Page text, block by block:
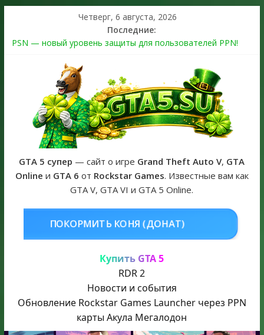
Четверг, 6 августа, 2026
Последние:
PSN — новый уровень защиты для пользователей PPN!
The Kortz Center Heist выйдет в GTA Online уже 14 июля
Регистрация в Rockstar Games Social Club ошибка #1.500.7:
как зарегистрировать аккаунт и войти без проблем в 2026
Получайте особые награды в GTA Online по программе
Fine Art Collector
GTA 6 официальная обложка игры и Предзаказ Grand Theft
Auto VI
GTA 5 супер — сайт о игре Grand Theft Auto V, GTA
Online и GTA 6 от Rockstar Games. Известные вам как
GTA V, GTA VI и GTA 5 Online.
(ДОНАТ) КУПИТЬ GTA 5
Купить GTA 5
RDR 2
Новости и события
Обновление Rockstar Games Launcher через PPN
карты Акула Мегалодон